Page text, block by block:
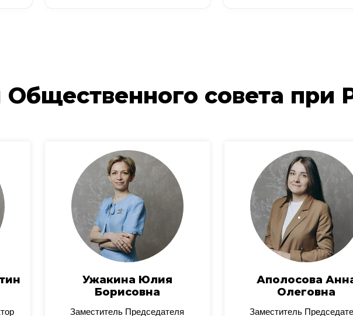
совета при
Ужакина Юлия
Борисовна
Заместитель Председателя
Аполосова
Олеговна
Заместитель